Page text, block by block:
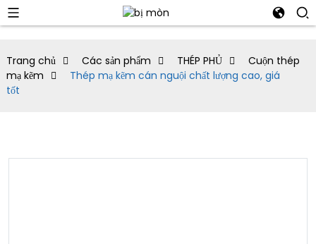
Trang chủ Các sản phẩm THÉP PHỦ
Cuộn thép
mạ kẽm
Thép mạ kẽm cán nguội chất lượng cao, giá
tốt